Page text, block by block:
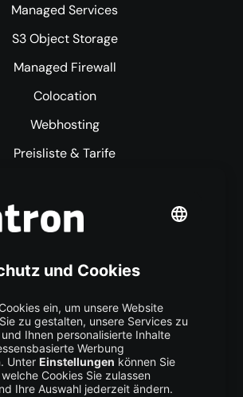
Managed Services
S3 Object Storage
Managed Firewall
Colocation
Webhosting
Preisliste & Tarife
Mehr centron
High Availability
Trust Center
Data Recovery
Backup Service
Business Hosting